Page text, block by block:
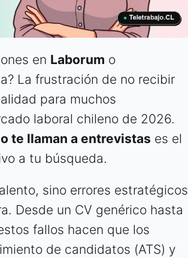
en Laborum o
La frustración de no recibir
para muchos
laboral chileno de 2026.
te llaman a entrevistas es el
a tu búsqueda.
sino errores estratégicos
Desde un CV genérico hasta
fallos hacen que los
de candidatos (ATS) y